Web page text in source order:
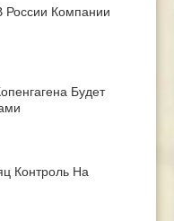
Компании
Будет
Контроль На